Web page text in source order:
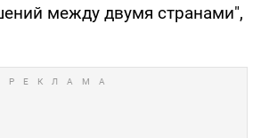
между двумя странами",